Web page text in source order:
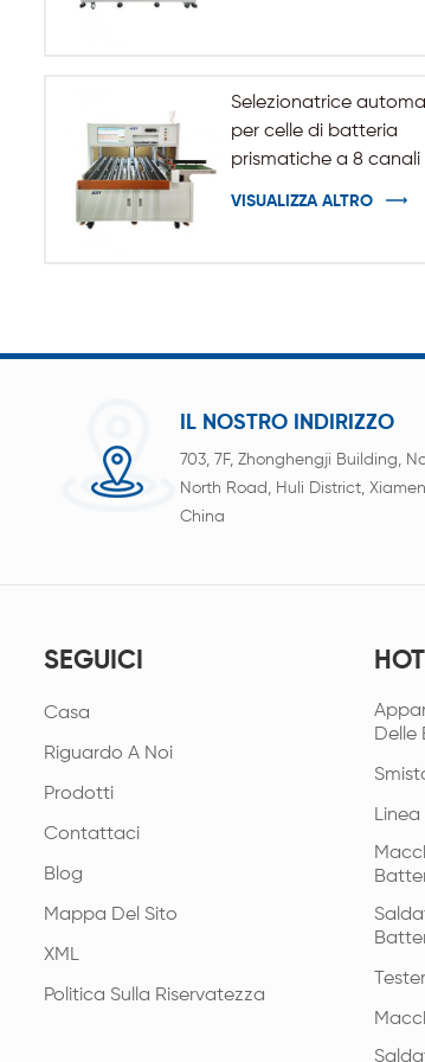
Selezionatrice
per celle di batteria
prismatiche a 8 canali
VISUALIZZA ALTRO
IL NOSTRO INDIRIZZO
703, 7F, Zhonghengji Building,
North Road, Huli District,
China
SEGUICI
Casa
Riguardo A Noi
Prodotti
Contattaci
Blog
Mappa Del Sito
XML
Politica Sulla Riservatezza
Delle